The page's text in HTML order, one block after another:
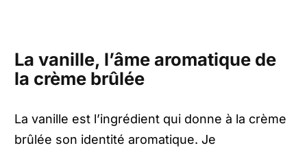
La vanille, l’âme aromatique de
la crème brûlée
La vanille est l’ingrédient qui donne à la crème
brûlée son identité aromatique. Je